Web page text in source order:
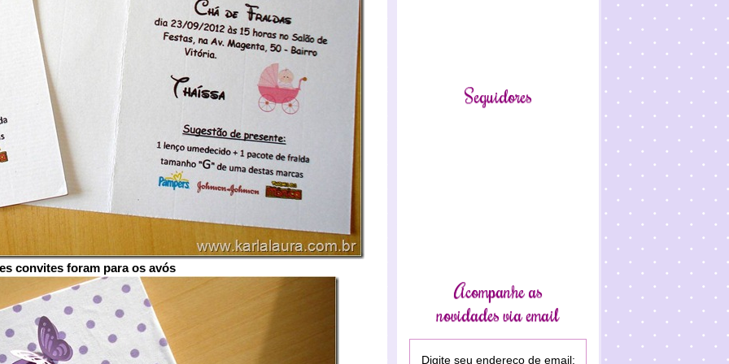
convites foram para os avós
Seguidores
Acompanhe as
novidades via email
Digite seu endereço de email: